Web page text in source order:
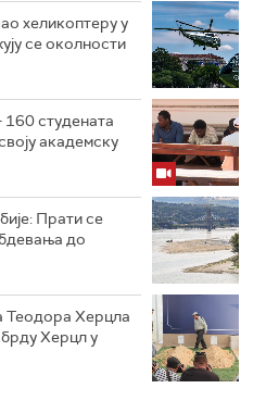
хеликоптеру у
се околности
студената
академску
Прати се
до
Теодора Херцла
Херцл у